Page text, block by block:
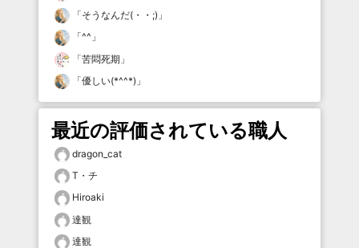
「そうなんだ(・・;) 」
「^^ 」
「苦悶死期 」
「優しい(*^^*) 」
最近の評価されている職人
dragon_cat
T・チ
Hiroaki
達観
達観